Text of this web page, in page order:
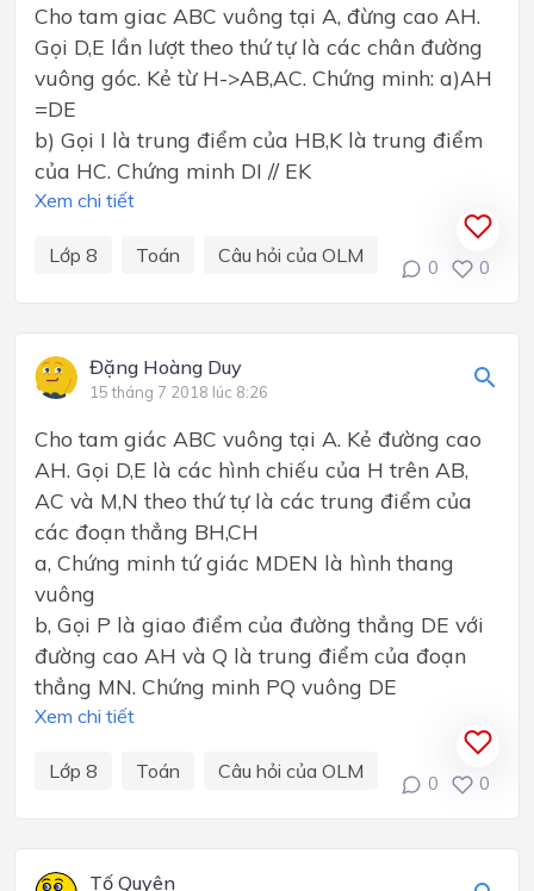
Cho tam giac ABC vuông tại A, đừng cao AH.
Gọi D,E lần lượt theo thứ tự là các chân đường
vuông góc. Kẻ từ H->AB,AC. Chứng minh: a)AH
=DE
b) Gọi I là trung điểm của HB,K là trung điểm
của HC. Chứng minh DI // EK
Xem chi tiết
Lớp 8 Toán Câu hỏi của OLM
0 0
Đặng Hoàng Duy
15 tháng 7 2018 lúc 8:26
Cho tam giác ABC vuông tại A. Kẻ đường cao
AH. Gọi D,E là các hình chiếu của H trên AB,
AC và M,N theo thứ tự là các trung điểm của
các đoạn thẳng BH,CH
a, Chứng minh tứ giác MDEN là hình thang
vuông
b, Gọi P là giao điểm của đường thẳng DE với
đường cao AH và Q là trung điểm của đoạn
thẳng MN. Chứng minh PQ vuông DE
Xem chi tiết
Lớp 8 Toán Câu hỏi của OLM
0 0
Tố Quyên